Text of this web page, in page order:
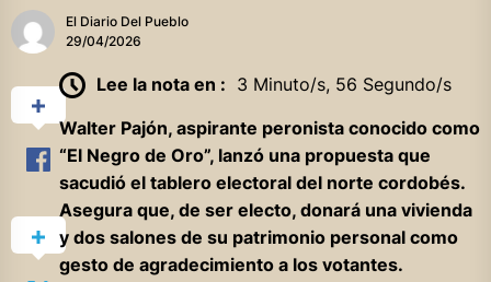
El Diario Del Pueblo
29/04/2026
Lee la nota en : 3 Minuto/s, 56 Segundo/s
Walter Pajón, aspirante peronista conocido como
“El Negro de Oro”, lanzó una propuesta que
sacudió el tablero electoral del norte cordobés.
Asegura que, de ser electo, donará una vivienda
y dos salones de su patrimonio personal como
gesto de agradecimiento a los votantes.